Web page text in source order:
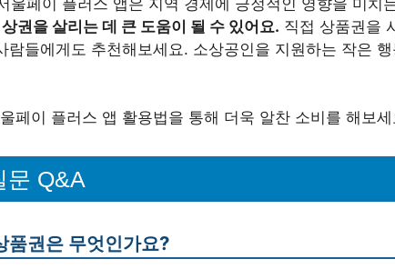
권을 살리는 데 큰 도움이 될 수 있어요. 직접 상품권을
람들에게도 추천해보세요. 소상공인을 지원하는 작은
페이 플러스 앱 활용법을 통해 더욱 알찬 소비를 해보세
문 Q&A
품권은 무엇인가요?